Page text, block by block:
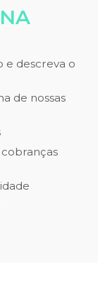
e descreva o
de nossas